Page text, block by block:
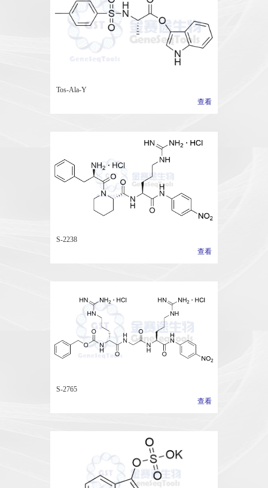
Tos-Ala-Y
查看
S-2238
查看
S-2765
查看